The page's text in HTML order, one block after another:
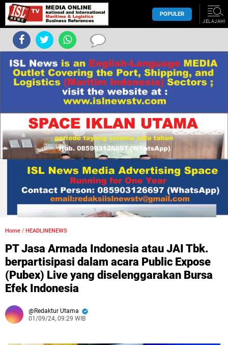
POPULER
JELAJAHI
Home / HEADLINENEWS
PT Jasa Armada Indonesia atau JAI Tbk.
berpartisipasi dalam acara Public Expose
(Pubex) Live yang diselenggarakan Bursa
Efek Indonesia
Redaktur Utama
01/09/24, 09:29 WIB